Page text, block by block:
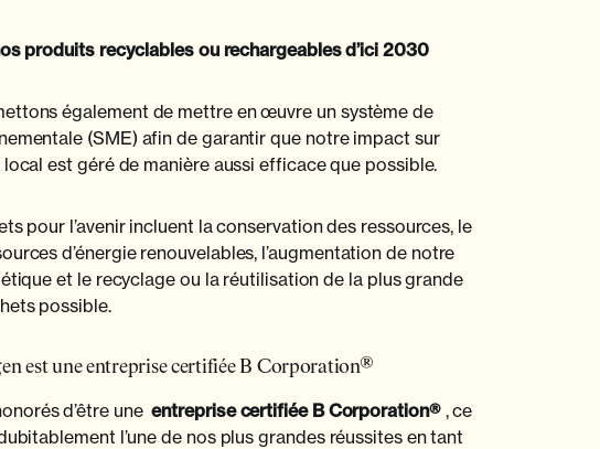
produits recyclables ou rechargeables d’ici 2030
également de mettre en œuvre un système de
(SME) afin de garantir que notre impact sur
local est géré de manière aussi efficace que possible.
pour l’avenir incluent la conservation des ressources, le
d’énergie renouvelables, l’augmentation de notre
et le recyclage ou la réutilisation de la plus grande
possible.
est une entreprise certifiée B Corporation®
d’être une entreprise certifiée B Corporation® , ce
l’une de nos plus grandes réussites en tant